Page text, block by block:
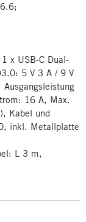
x USB-C Dual-
5 V 3 A / 9 V
16 A, Max.
Kabel und
inkl. Metallplatte
L 3 m,